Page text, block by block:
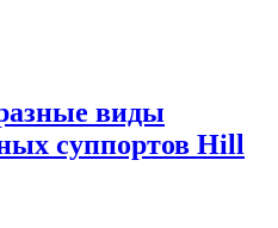
виды
суппортов Hill